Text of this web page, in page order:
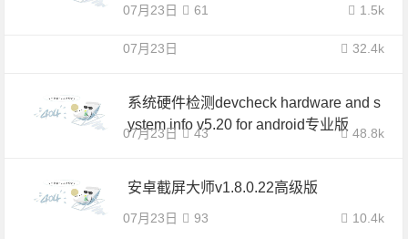
07月23日 1.5k
61
07月23日 32.4k
系统硬件检测devcheck hardware and s
ystem info v5.20 for android专业版
07月23日 48.8k
43
安卓截屏大师v1.8.0.22高级版
07月23日 10.4k
93